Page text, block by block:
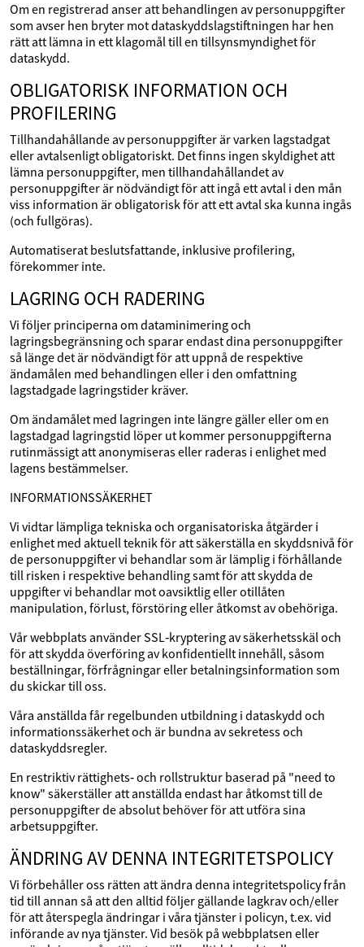
Om en registrerad anser att behandlingen av personuppgifter
som avser hen bryter mot dataskyddslagstiftningen har hen
rätt att lämna in ett klagomål till en tillsynsmyndighet för
dataskydd.
OBLIGATORISK INFORMATION OCH
PROFILERING
Tillhandahållande av personuppgifter är varken lagstadgat
eller avtalsenligt obligatoriskt. Det finns ingen skyldighet att
lämna personuppgifter, men tillhandahållandet av
personuppgifter är nödvändigt för att ingå ett avtal i den mån
viss information är obligatorisk för att ett avtal ska kunna ingås
(och fullgöras).
Automatiserat beslutsfattande, inklusive profilering,
förekommer inte.
LAGRING OCH RADERING
Vi följer principerna om dataminimering och
lagringsbegränsning och sparar endast dina personuppgifter
så länge det är nödvändigt för att uppnå de respektive
ändamålen med behandlingen eller i den omfattning
lagstadgade lagringstider kräver.
Om ändamålet med lagringen inte längre gäller eller om en
lagstadgad lagringstid löper ut kommer personuppgifterna
rutinmässigt att anonymiseras eller raderas i enlighet med
lagens bestämmelser.
INFORMATIONSSÄKERHET
Vi vidtar lämpliga tekniska och organisatoriska åtgärder i
enlighet med aktuell teknik för att säkerställa en skyddsnivå för
de personuppgifter vi behandlar som är lämplig i förhållande
till risken i respektive behandling samt för att skydda de
uppgifter vi behandlar mot oavsiktlig eller otillåten
manipulation, förlust, förstöring eller åtkomst av obehöriga.
Vår webbplats använder SSL‑kryptering av säkerhetsskäl och
för att skydda överföring av konfidentiellt innehåll, såsom
beställningar, förfrågningar eller betalningsinformation som
du skickar till oss.
Våra anställda får regelbunden utbildning i dataskydd och
informationssäkerhet och är bundna av sekretess och
dataskyddsregler.
En restriktiv rättighets‑ och rollstruktur baserad på "need to
know" säkerställer att anställda endast har åtkomst till de
personuppgifter de absolut behöver för att utföra sina
arbetsuppgifter.
ÄNDRING AV DENNA INTEGRITETSPOLICY
Vi förbehåller oss rätten att ändra denna integritetspolicy från
tid till annan så att den alltid följer gällande lagkrav och/eller
för att återspegla ändringar i våra tjänster i policyn, t.ex. vid
införande av nya tjänster. Vid besök på webbplatsen eller